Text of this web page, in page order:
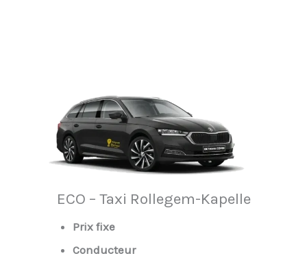
ECO – Taxi Rollegem-Kapelle
Prix fixe
Conducteur